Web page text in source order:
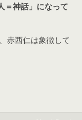
＝神話」になって
赤西仁は象徴して